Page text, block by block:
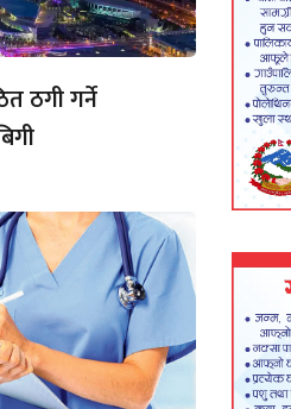
ठगी गर्ने